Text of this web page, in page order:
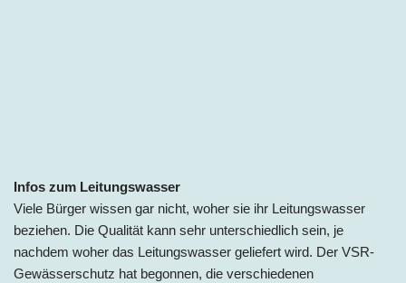
Infos zum Leitungswasser
Viele Bürger wissen gar nicht, woher sie ihr Leitungswasser
beziehen. Die Qualität kann sehr unterschiedlich sein, je
nachdem woher das Leitungswasser geliefert wird. Der VSR-
Gewässerschutz hat begonnen, die verschiedenen